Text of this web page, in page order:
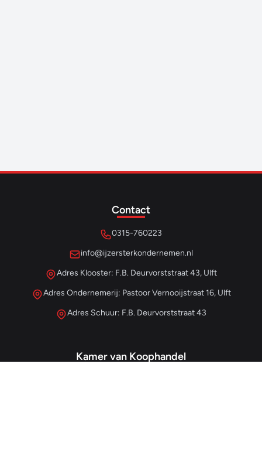
Contact
0315-760223
info@ijzersterkondernemen.nl
Adres Klooster: F.B. Deurvorststraat 43, Ulft
Adres Ondernemerij: Pastoor Vernooijstraat 16, Ulft
Adres Schuur: F.B. Deurvorststraat 43
Kamer van Koophandel